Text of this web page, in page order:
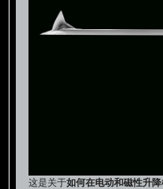
这是关于如何在电动和磁性升